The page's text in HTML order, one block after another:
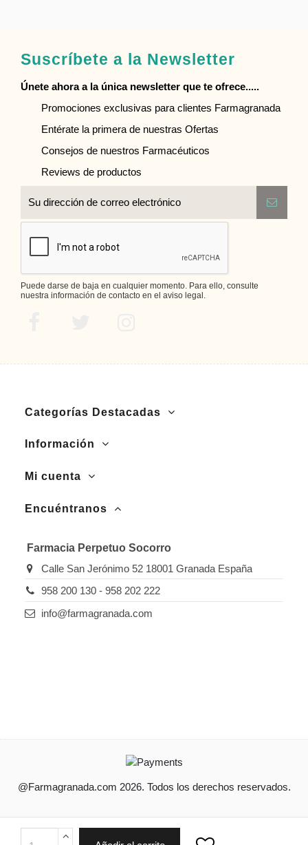
Suscríbete a la Newsletter
Únete ahora a la única newsletter que te ofrece.....
Promociones exclusivas para clientes Farmagranada
Entérate la primera de nuestras Ofertas
Consejos de nuestros Farmacéuticos
Reviews de productos
Puede darse de baja en cualquier momento. Para ello, consulte
nuestra información de contacto en el aviso legal.
Categorías Destacadas
Información
Mi cuenta
Encuéntranos
Farmacia Perpetuo Socorro
Calle San Jerónimo 52 18001 Granada España
958 200 130 - 958 202 222
info@farmagranada.com
@Farmagranada.com 2026. Todos los derechos reservados.